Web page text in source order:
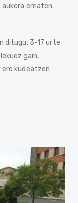
ematen
ditugu, 3-17 urte
gain,
ere kudeatzen